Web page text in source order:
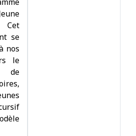
se
nos
le
de